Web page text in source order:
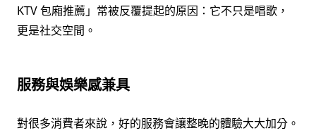
KTV 包廂推薦」常被反覆提起的原因：它不只是唱歌，
更是社交空間。
服務與娛樂感兼具
對很多消費者來說，好的服務會讓整晚的體驗大大加分。